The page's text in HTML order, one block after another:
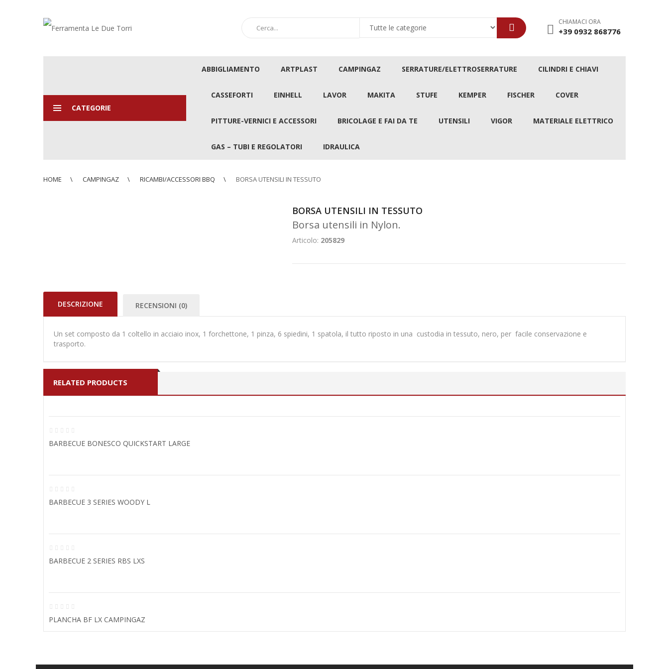
CHIAMACI ORA
+39 0932 868776
CATEGORIE
ABBIGLIAMENTO ARTPLAST CAMPINGAZ SERRATURE/ELETTROSERRATURE CILINDRI E CHIAVI
CASSEFORTI EINHELL LAVOR MAKITA STUFE KEMPER FISCHER COVER
PITTURE-VERNICI E ACCESSORI BRICOLAGE E FAI DA TE UTENSILI VIGOR MATERIALE ELETTRICO
GAS – TUBI E REGOLATORI IDRAULICA
HOME CAMPINGAZ RICAMBI/ACCESSORI BBQ BORSA UTENSILI IN TESSUTO
BORSA UTENSILI IN TESSUTO
Borsa utensili in Nylon.
Articolo: 205829
DESCRIZIONE RECENSIONI (0)
Un set composto da 1 coltello in acciaio inox, 1 forchettone, 1 pinza, 6 spiedini, 1 spatola, il tutto riposto in una custodia in tessuto, nero, per facile conservazione e
trasporto.
RELATED PRODUCTS
BARBECUE BONESCO QUICKSTART LARGE
BARBECUE 3 SERIES WOODY L
BARBECUE 2 SERIES RBS LXS
PLANCHA BF LX CAMPINGAZ